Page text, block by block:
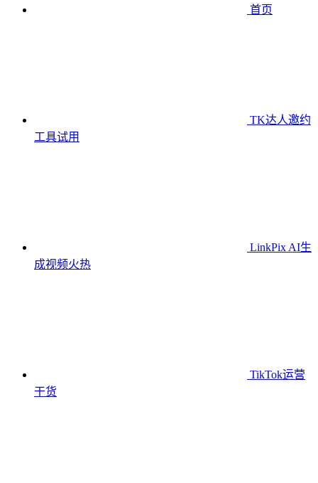
首页
TK达人邀约
工具试用
LinkPix AI生
成视频火热
TikTok运营
干货